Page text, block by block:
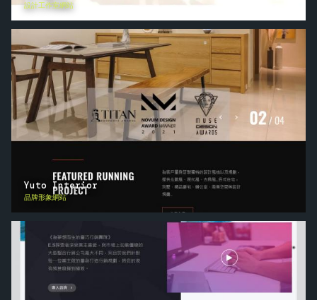
設計工作室網站
Yuto Interior
品牌形象網站